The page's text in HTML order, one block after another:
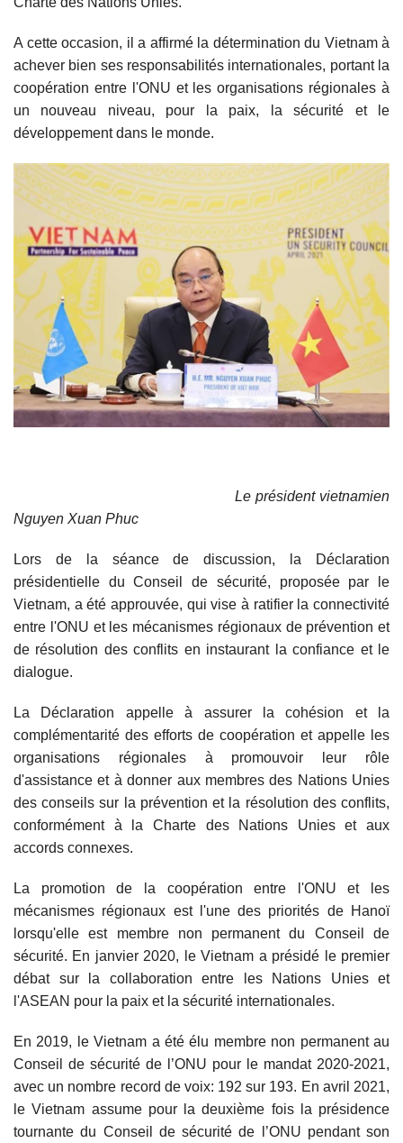
A cette occasion, il a affirmé la détermination du Vietnam à
achever bien ses responsabilités internationales, portant la
coopération entre l'ONU et les organisations régionales à
un nouveau niveau, pour la paix, la sécurité et le
développement dans le monde.
Le président vietnamien
Nguyen Xuan Phuc
Lors de la séance de discussion, la Déclaration
présidentielle du Conseil de sécurité, proposée par le
Vietnam, a été approuvée, qui vise à ratifier la connectivité
entre l'ONU et les mécanismes régionaux de prévention et
de résolution des conflits en instaurant la confiance et le
dialogue.
La Déclaration appelle à assurer la cohésion et la
complémentarité des efforts de coopération et appelle les
organisations régionales à promouvoir leur rôle
d'assistance et à donner aux membres des Nations Unies
des conseils sur la prévention et la résolution des conflits,
conformément à la Charte des Nations Unies et aux
accords connexes.
La promotion de la coopération entre l'ONU et les
mécanismes régionaux est l'une des priorités de Hanoï
lorsqu'elle est membre non permanent du Conseil de
sécurité. En janvier 2020, le Vietnam a présidé le premier
débat sur la collaboration entre les Nations Unies et
l'ASEAN pour la paix et la sécurité internationales.
En 2019, le Vietnam a été élu membre non permanent au
Conseil de sécurité de l’ONU pour le mandat 2020-2021,
avec un nombre record de voix: 192 sur 193. En avril 2021,
le Vietnam assume pour la deuxième fois la présidence
tournante du Conseil de sécurité de l’ONU pendant son